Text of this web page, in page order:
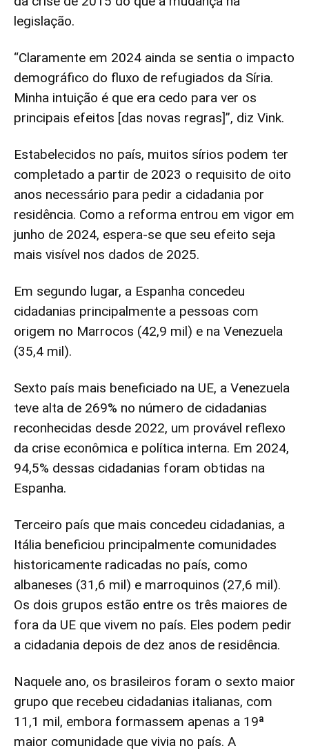
legislação.
“Claramente em 2024 ainda se sentia o impacto
demográfico do fluxo de refugiados da Síria.
Minha intuição é que era cedo para ver os
principais efeitos [das novas regras]”, diz Vink.
Estabelecidos no país, muitos sírios podem ter
completado a partir de 2023 o requisito de oito
anos necessário para pedir a cidadania por
residência. Como a reforma entrou em vigor em
junho de 2024, espera-se que seu efeito seja
mais visível nos dados de 2025.
Em segundo lugar, a Espanha concedeu
cidadanias principalmente a pessoas com
origem no Marrocos (42,9 mil) e na Venezuela
(35,4 mil).
Sexto país mais beneficiado na UE, a Venezuela
teve alta de 269% no número de cidadanias
reconhecidas desde 2022, um provável reflexo
da crise econômica e política interna. Em 2024,
94,5% dessas cidadanias foram obtidas na
Espanha.
Terceiro país que mais concedeu cidadanias, a
Itália beneficiou principalmente comunidades
historicamente radicadas no país, como
albaneses (31,6 mil) e marroquinos (27,6 mil).
Os dois grupos estão entre os três maiores de
fora da UE que vivem no país. Eles podem pedir
a cidadania depois de dez anos de residência.
Naquele ano, os brasileiros foram o sexto maior
grupo que recebeu cidadanias italianas, com
11,1 mil, embora formassem apenas a 19ª
maior comunidade que vivia no país. A